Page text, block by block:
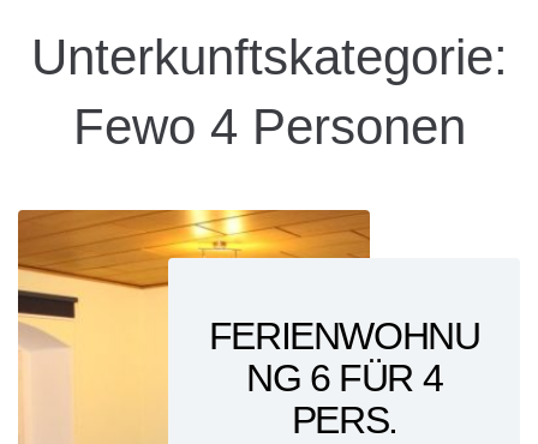
Unterkunftskategorie:
Fewo 4 Personen
FERIENWOHNU
NG 6 FÜR 4
PERS.